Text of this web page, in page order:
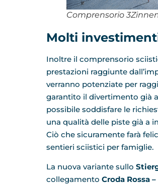
Comprensorio
Molti
Inoltre il comprensorio
prestazioni raggiunte
verranno potenziate per
garantito il divertimento già
possibile soddisfare le
una qualità delle piste già a
Ciò che sicuramente farà
sentieri sciistici per famiglie.
La nuova variante sullo
collegamento Croda Rossa